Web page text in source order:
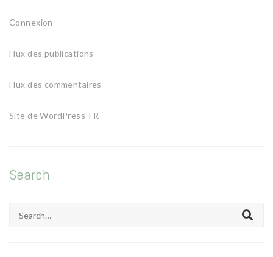
Connexion
Flux des publications
Flux des commentaires
Site de WordPress-FR
Search
for: